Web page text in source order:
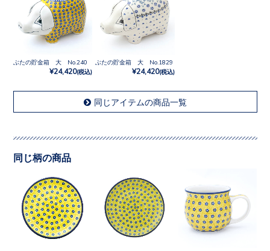
ぶたの貯金箱 大 No.240
¥24,420(税込)
ぶたの貯金箱 大 No.1829
¥24,420(税込)
同じアイテムの商品一覧
同じ柄の商品